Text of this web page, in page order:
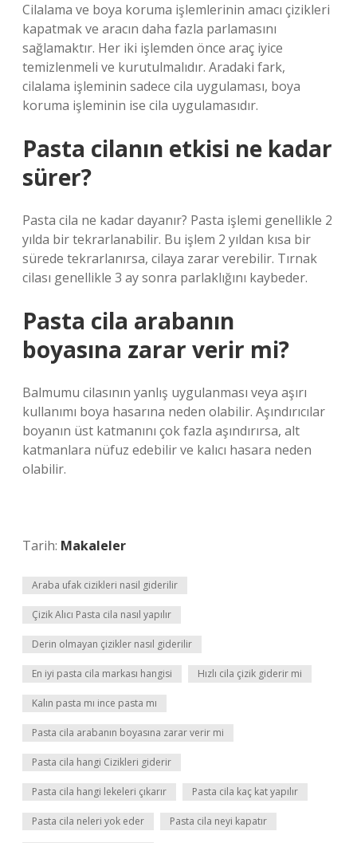
Cilalama ve boya koruma işlemlerinin amacı çizikleri
kapatmak ve aracın daha fazla parlamasını
sağlamaktır. Her iki işlemden önce araç iyice
temizlenmeli ve kurutulmalıdır. Aradaki fark,
cilalama işleminin sadece cila uygulaması, boya
koruma işleminin ise cila uygulamasıdır.
Pasta cilanın etkisi ne kadar
sürer?
Pasta cila ne kadar dayanır? Pasta işlemi genellikle 2
yılda bir tekrarlanabilir. Bu işlem 2 yıldan kısa bir
sürede tekrarlanırsa, cilaya zarar verebilir. Tırnak
cilası genellikle 3 ay sonra parlaklığını kaybeder.
Pasta cila arabanın
boyasına zarar verir mi?
Balmumu cilasının yanlış uygulanması veya aşırı
kullanımı boya hasarına neden olabilir. Aşındırıcılar
boyanın üst katmanını çok fazla aşındırırsa, alt
katmanlara nüfuz edebilir ve kalıcı hasara neden
olabilir.
Tarih: Makaleler
Araba ufak cizikleri nasil giderilir
Çizik Alıcı Pasta cila nasıl yapılır
Derin olmayan çizikler nasıl giderilir
En iyi pasta cila markası hangisi Hızlı cila çizik giderir mi
Kalın pasta mı ince pasta mı
Pasta cila arabanın boyasına zarar verir mi
Pasta cila hangi Cizikleri giderir
Pasta cila hangi lekeleri çıkarır Pasta cila kaç kat yapılır
Pasta cila neleri yok eder Pasta cila neyi kapatır